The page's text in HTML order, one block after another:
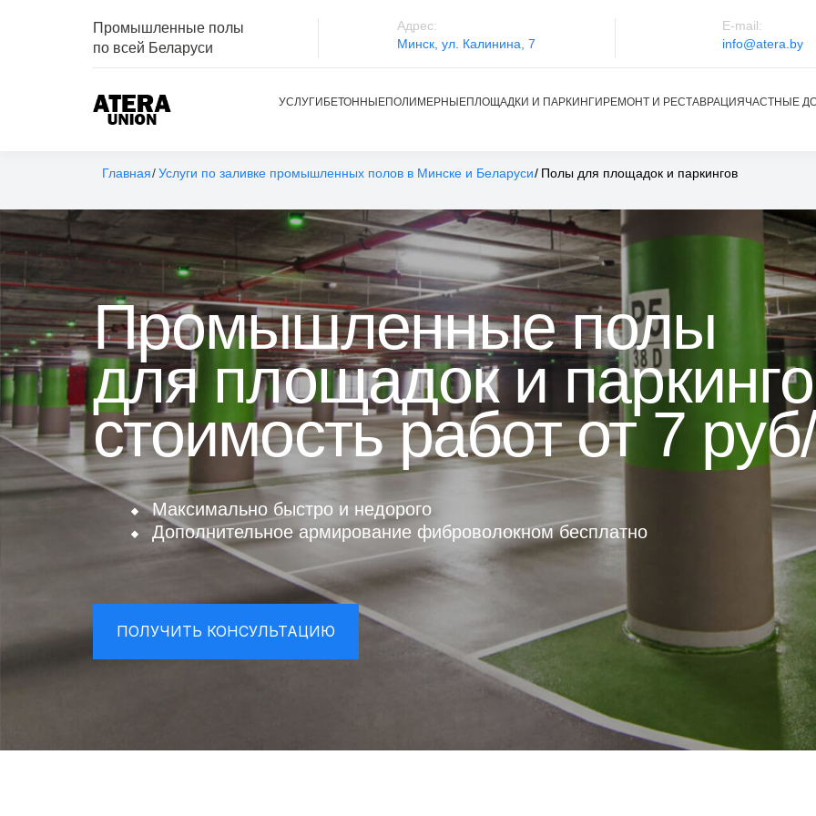
Промышленные полы
по всей Беларуси
Адрес:
Минск, ул. Калинина, 7
E-mail:
info@atera.by
УСЛУГИ БЕТОННЫЕПОЛИМЕРНЫЕПЛОЩАДКИ И ПАРКИНГИ РЕМОНТ И РЕСТАВРАЦИЯ ЧАСТНЫЕ
Главная Услуги по заливке промышленных полов в Минске и Беларуси Полы для площадок и паркингов
Промышленные полы
для площадок и
стоимость работ от 7
Максимально быстро и недорого
Дополнительное армирование фиброволокном бесплатно
ПОЛУЧИТЬ КОНСУЛЬТАЦИЮ